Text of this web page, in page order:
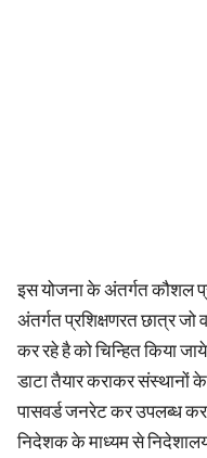
इस योजना के अंतर्गत कौशल
अंतर्गत प्रशिक्षणरत छात्र जो
कर रहे है को चिन्हित किया
डाटा तैयार कराकर संस्थानों
पासवर्ड जनरेट कर उपलब्ध
निदेशक के माध्यम से